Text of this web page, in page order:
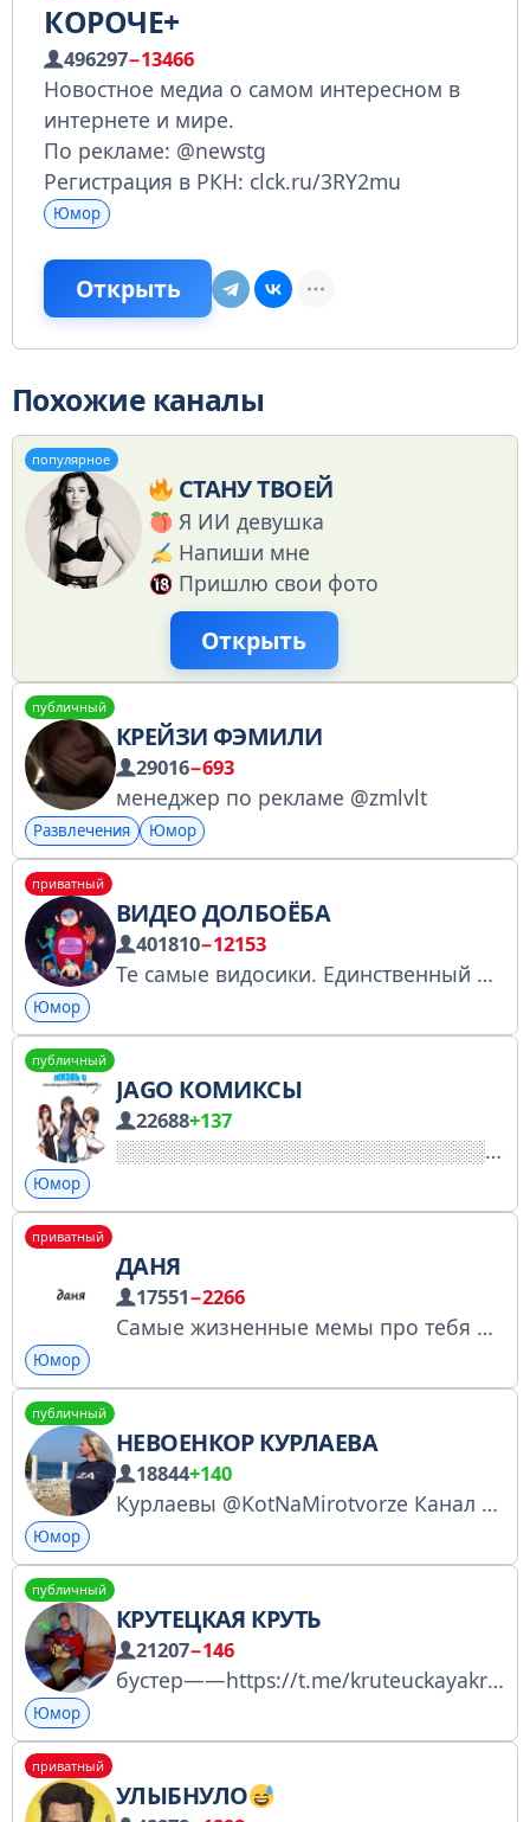
КОРОЧЕ+
496297−13466
Новостное медиа о самом интересном в
интернете и мире.
По рекламе: @newstg
Регистрация в РКН: clck.ru/3RY2mu
Юмор
Открыть
Похожие каналы
популярное
СТАНУ ТВОЕЙ
Я ИИ девушка
Напиши мне
Пришлю свои фото
Открыть
публичный
КРЕЙЗИ ФЭМИЛИ
29016−693
менеджер по рекламе @zmlvlt
Развлечения Юмор
приватный
ВИДЕО ДОЛБОЁБА
401810−12153
Те самые видосики. Единственный оригинальный. Ссылка для друзей: https://t.me/+meWwdmpdNI0zYTE6 Резерв: https://t.me/+3iX8mdhpUdczMjVi Предложка: @PredlojkaDolboebaBot Гифки 18+ t.me/+NpxCVh4aFeA1YzA6 По всем вопросам: @sanyanyasha1
Юмор
публичный
JAGO КОМИКСЫ
22688+137
Юмор
приватный
ДАНЯ
17551−2266
Самые жизненные мемы про тебя
Юмор
публичный
НЕВОЕНКОР КУРЛАЕВА
18844+140
Курлаевы @KotNaMirotvorze Канал специального корреспондента ВГТРК Ольги Курлаевой Для связи: @KURLAEVA_bot РКН: № 5023068489 #AQUYS
Юмор
публичный
КРУТЕЦКАЯ КРУТЬ
21207−146
бустер——https://t.me/kruteuckayakrut?boost донат https://www.donationalerts.com/r/yurafogotov реклама - https://telega.in/c/kruteuckayakrut @yurafagotov я
Юмор
приватный
УЛЫБНУЛО